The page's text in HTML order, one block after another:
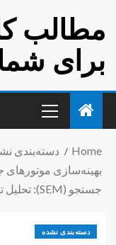
مطالب
برای
Home
دسته‌بندی
جستجو (SEM): تحلیل تطبیقی و کاربردها
دسته‌بندی نشده